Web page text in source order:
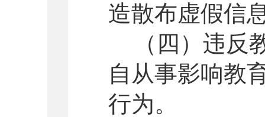
造散布虚假信
（四）违
自从事影响教
行为。